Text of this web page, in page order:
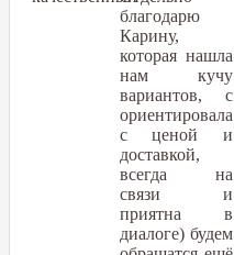
благодарю
Карину,
которая нашла
нам кучу
вариантов, с
ориентировала
с ценой и
доставкой,
всегда на
связи и
приятна в
диалоге) будем